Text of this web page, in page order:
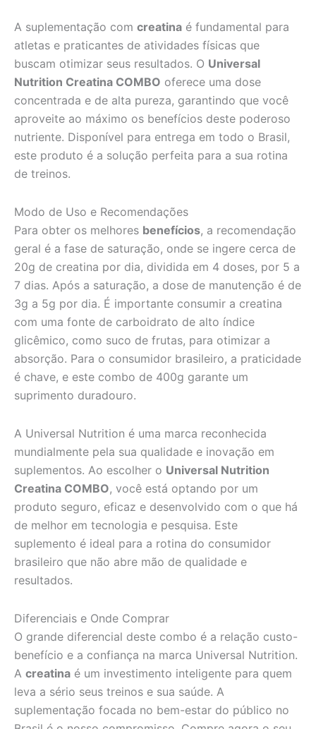
A suplementação com creatina é fundamental para
atletas e praticantes de atividades físicas que
buscam otimizar seus resultados. O Universal
Nutrition Creatina COMBO oferece uma dose
concentrada e de alta pureza, garantindo que você
aproveite ao máximo os benefícios deste poderoso
nutriente. Disponível para entrega em todo o Brasil,
este produto é a solução perfeita para a sua rotina
de treinos.
Modo de Uso e Recomendações
Para obter os melhores benefícios, a recomendação
geral é a fase de saturação, onde se ingere cerca de
20g de creatina por dia, dividida em 4 doses, por 5 a
7 dias. Após a saturação, a dose de manutenção é de
3g a 5g por dia. É importante consumir a creatina
com uma fonte de carboidrato de alto índice
glicêmico, como suco de frutas, para otimizar a
absorção. Para o consumidor brasileiro, a praticidade
é chave, e este combo de 400g garante um
suprimento duradouro.
A Universal Nutrition é uma marca reconhecida
mundialmente pela sua qualidade e inovação em
suplementos. Ao escolher o Universal Nutrition
Creatina COMBO, você está optando por um
produto seguro, eficaz e desenvolvido com o que há
de melhor em tecnologia e pesquisa. Este
suplemento é ideal para a rotina do consumidor
brasileiro que não abre mão de qualidade e
resultados.
Diferenciais e Onde Comprar
O grande diferencial deste combo é a relação custo-
benefício e a confiança na marca Universal Nutrition.
A creatina é um investimento inteligente para quem
leva a sério seus treinos e sua saúde. A
suplementação focada no bem-estar do público no